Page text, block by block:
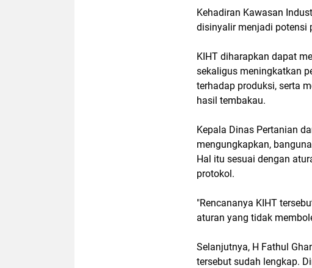
Kehadiran Kawasan
disinyalir menjadi potensi
KIHT diharapkan dapat
sekaligus meningkatkan
terhadap produksi, serta
hasil tembakau.
Kepala Dinas Pertanian
mengungkapkan,
Hal itu sesuai dengan
protokol.
"Rencananya KIHT
aturan yang tidak
Selanjutnya, H Fathul
tersebut sudah lengkap.